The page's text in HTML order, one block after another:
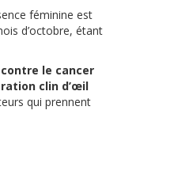
féminine est
d’octobre, étant
le cancer
clin d’œil
qui prennent